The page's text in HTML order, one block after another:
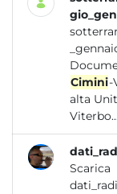
Cimini-
alta
Scarica